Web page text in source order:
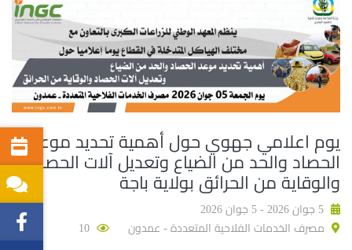
يوم اعلامي جهوي حول أهمية تحديد موعد
الحصاد والحد من الضياع وتعديل آلات الحصاد
والوقاية من الحرائق بولاية باجة
مصرف الخدمات الفلاحية المتعددة - عمدون